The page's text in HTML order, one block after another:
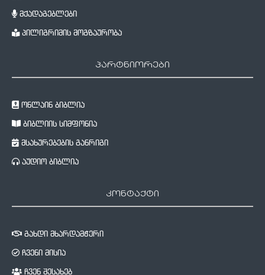
მქადაგებლები
პილიგრიმის მოგზაურობა
პარტნიორები
ონლაინ ბიბლია
ბიბლიის სიმფონია
მსახურებების განრიგი
აუდიო ბიბლია
კონტაქტი
გახდი მხარდამჭერი
ჩვენი მისია
ჩვენ შესახებ